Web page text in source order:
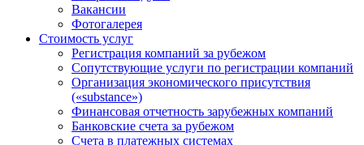
Вакансии
Фотогалерея
Стоимость услуг
Регистрация компаний за рубежом
Сопутствующие услуги по регистрации компаний
Организация экономического присутствия
(«substance»)
Финансовая отчетность зарубежных компаний
Банковские счета за рубежом
Счета в платежных системах